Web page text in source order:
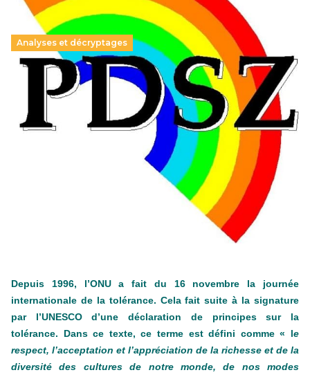
Analyses et décryptages
Hongrie : du changement pour les politiques
éducatives, aussi !
25 juin 2026
En Hongrie, le conservateur Peter Magyar et son parti
Tisza "Respect et liberté" ont remporté une large victoire,
contre le premier ministre sortant, Viktor Orban,…
Depuis 1996, l’ONU a fait du 16 novembre la journée
internationale de la tolérance. Cela fait suite à la signature
par l’UNESCO d’une déclaration de principes sur la
tolérance. Dans ce texte, ce terme est défini comme « le
respect, l’acceptation et l’appréciation de la richesse et de la
diversité des cultures de notre monde, de nos modes